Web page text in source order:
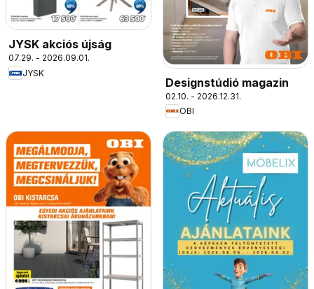
JYSK akciós újság
07.29. - 2026.09.01.
JYSK
Designstúdió magazin
02.10. - 2026.12.31.
OBI